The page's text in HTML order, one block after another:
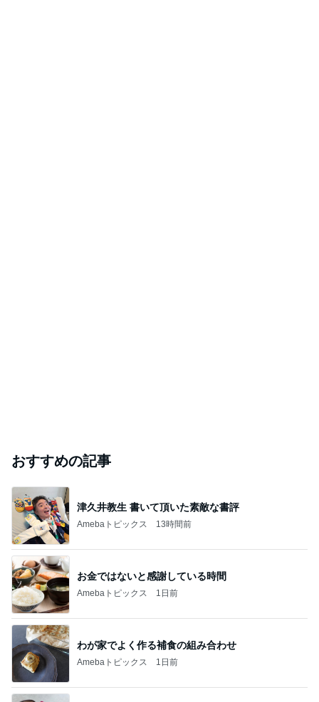
おすすめの記事
津久井教生 書いて頂いた素敵な書評
Amebaトピックス 13時間前
お金ではないと感謝している時間
Amebaトピックス 1日前
わが家でよく作る補食の組み合わせ
Amebaトピックス 1日前